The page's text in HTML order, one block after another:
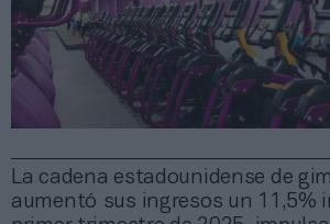
La cadena estadounidense de
aumentó sus ingresos un 11,5%